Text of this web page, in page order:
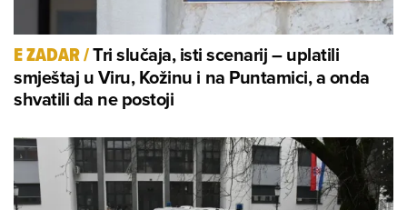
E ZADAR/Tri slučaja, isti scenarij – uplatili
smještaj u Viru, Kožinu i na Puntamici, a onda
shvatili da ne postoji